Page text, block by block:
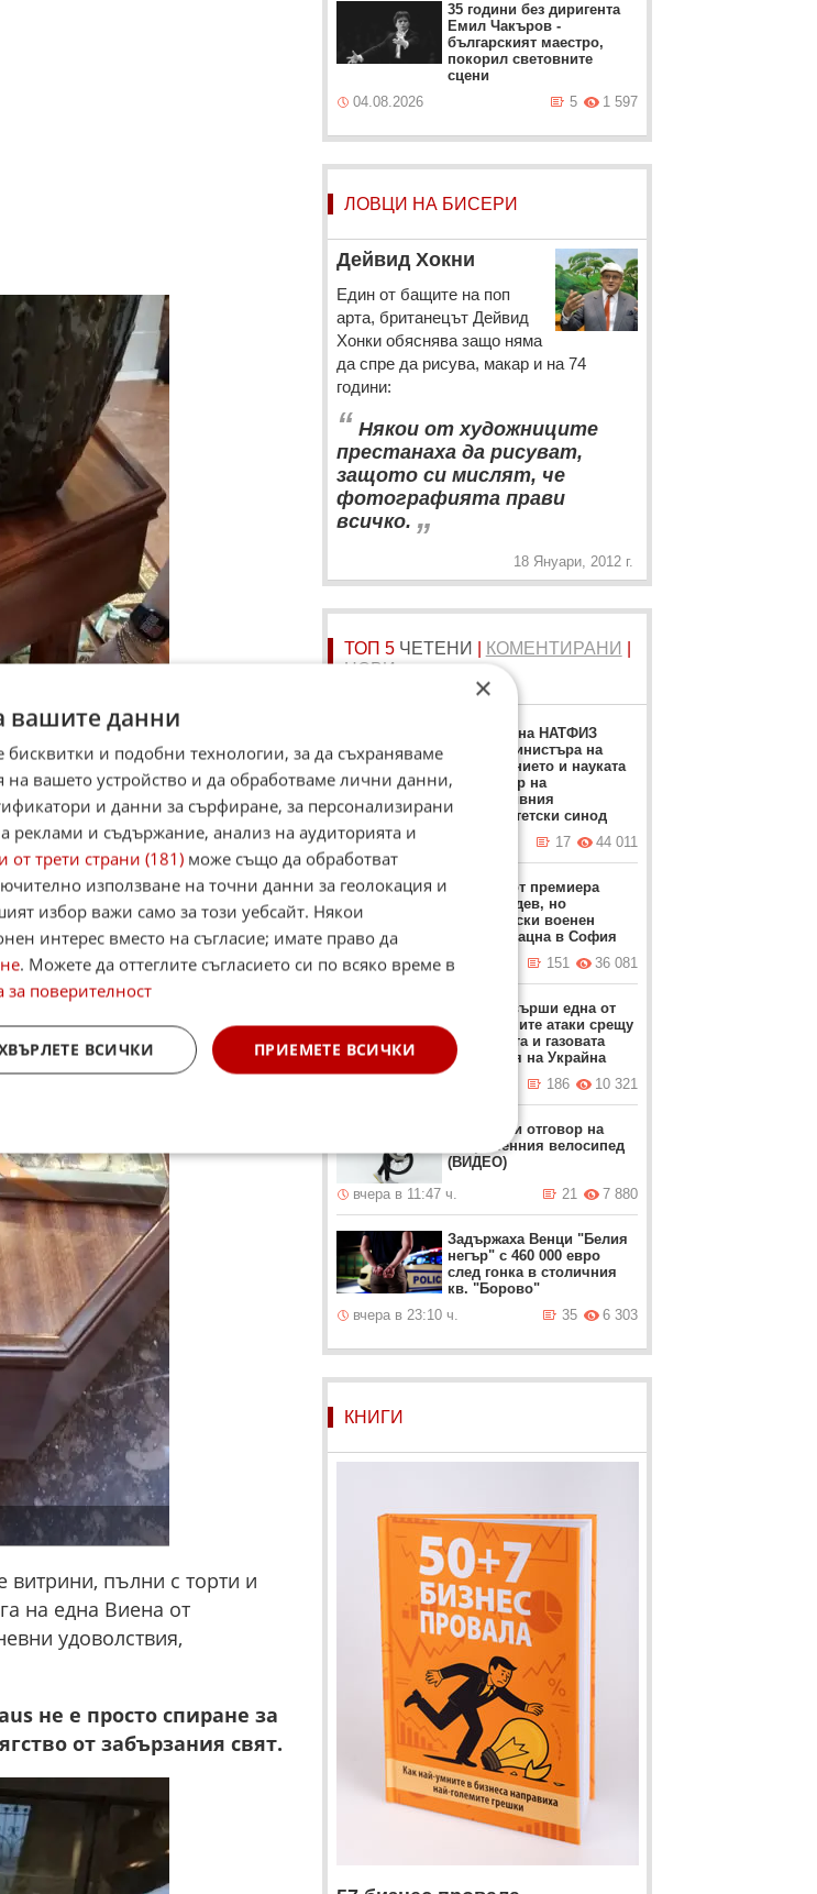
пълни с торти и
на една Виена от
удоволствия,
не е просто спиране за
от забързания свят.
35 години без диригента
Емил Чакъров -
българският маестро,
покорил световните
сцени
04.08.2026
1 597
5
ЛОВЦИ НА БИСЕРИ
Дейвид Хокни
Един от бащите на поп
арта, британецът Дейвид
Хонки обяснява защо няма
да спре да рисува, макар и на 74
години:
“ Някои от художниците
престанаха да рисуват,
защото си мислят, че
фотографията прави
всичко. „
18 Януари, 2012 г.
ТОП 5 ЧЕТЕНИ КОМЕНТИРАНИ
НОВИ
Ректорът на НАТФИЗ
заменя Министъра на
образованието и науката
като лидер на
алтернативния
университетски синод
вчера в 12:42 ч.
44 011
17
Забрана от премиера
Румен Радев, но
американски военен
самолет кацна в София
вчера в 16:12 ч.
36 081
151
Русия извърши една от
най-големите атаки срещу
петролната и газовата
индустрия на Украйна
10 321
186
Български отговор на
съвременния велосипед
(ВИДЕО)
вчера в 11:47 ч.
7 880
21
Задържаха Венци "Белия
негър" с 460 000 евро
след гонка в столичния
кв. "Борово"
вчера в 23:10 ч.
6 303
35
КНИГИ
×
вашите данни
и подобни технологии, за да съхраняваме
вашето устройство и да обработваме лични данни,
и данни за сърфиране, за персонализирани
реклами и съдържание, анализ на аудиторията и
от трети страни (181) може също да обработват
използване на точни данни за геолокация и
избор важи само за този уебсайт. Някои
интерес вместо на съгласие; имате право да
. Можете да оттеглите съгласието си по всяко време в
за поверителност
ПРИЕМЕТЕ ВСИЧКИ
ВСИЧКИ